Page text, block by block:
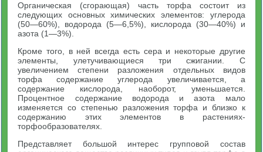
Органическая (сгорающая) часть торфа состоит из
следующих основных химических элементов: углерода
(50—60%), водорода (5—6,5%), кислорода (30—40%) и
азота (1—3%).
Кроме того, в ней всегда есть сера и некоторые другие
элементы, улетучивающиеся три сжигании. С
увеличением степени разложения отдельных видов
торфа содержание углерода увеличивается, а
содержание кислорода, наоборот, уменьшается.
Процентное содержание водорода и азота мало
изменяется со степенью разложения торфа и близко к
содержанию этих элементов в растениях-
торфообразователях.
Представляет большой интерес групповой состав